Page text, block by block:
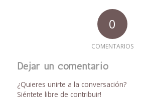
0
COMENTARIOS
Dejar un comentario
¿Quieres unirte a la conversación?
Siéntete libre de contribuir!